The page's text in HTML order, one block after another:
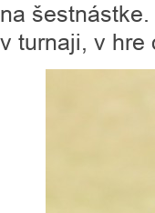
na
v turnaji, v hre